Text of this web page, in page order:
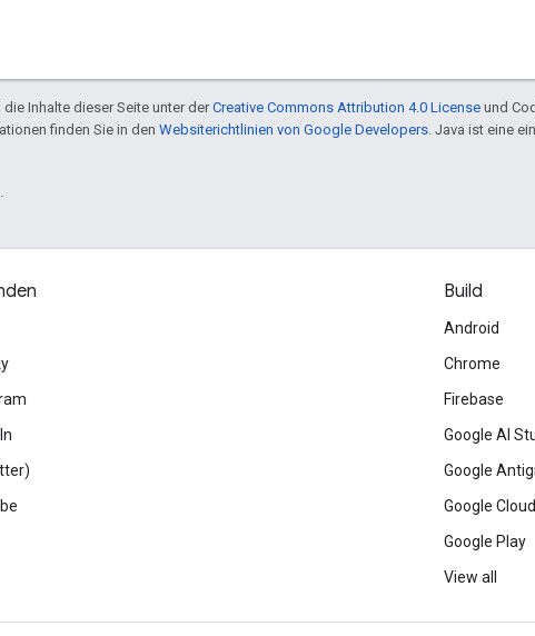
Inhalte dieser Seite unter derCreative Commons Attribution 4.0 License und
finden Sie in den Websiterichtlinien von Google Developers . Java ist eine
Build
Android
Chrome
Firebase
Google AI
Google
Google Cloud
Google Play
View all